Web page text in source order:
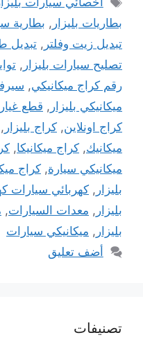
بطاريات بليزار , بطارية
تبديل زيت وفلتر , تبديل
تصليح سيارات بليزار ,
رقم كراج ميكانيكي,
ميكانيكي بليزار , قطع
كراج اونلاين, كراج بليزار ,
ميكانيك, كراج ميكانيكا,
ميكانيكي سيارة, كراج
بليزار , كهربائي سيارات
بليزار , معدات السيارات,
بليزار , ميكانيكي سيارات
أضف تعليق
تصنيفات